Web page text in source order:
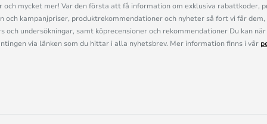
och mycket mer! Var den första att få information om exklusiva rabattkoder,
och kampanjpriser, produktrekommendationer och nyheter så fort vi får
och undersökningar, samt köprecensioner och rekommendationer Du kan
via länken som du hittar i alla nyhetsbrev. Mer information finns i vår